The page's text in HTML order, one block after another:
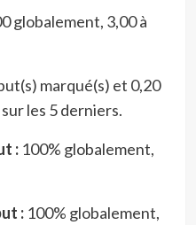
globalement, 3,00 à
marqué(s) et 0,20
les 5 derniers.
:100% globalement,
:100% globalement,